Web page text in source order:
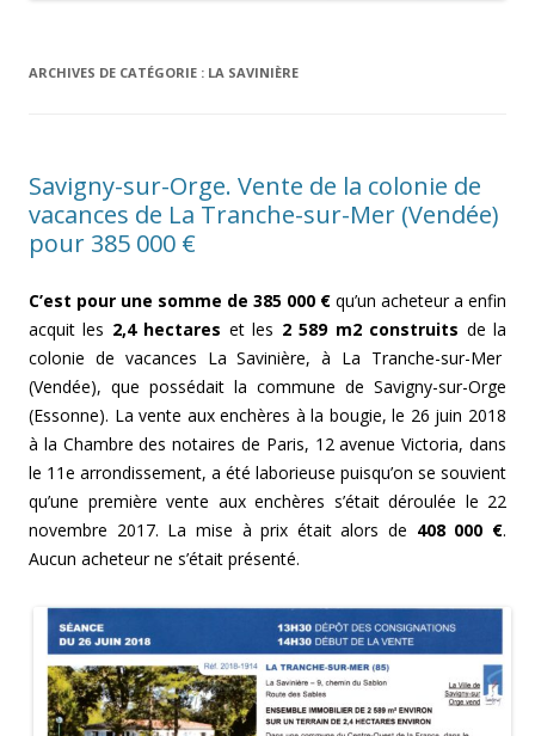
ARCHIVES DE CATÉGORIE : LA SAVINIÈRE
Savigny-sur-Orge. Vente de la colonie de
vacances de La Tranche-sur-Mer (Vendée)
pour 385 000 €
C’est pour une somme de 385 000 € qu’un acheteur a enfin
acquit les 2,4 hectares et les 2 589 m2 construits de la
colonie de vacances La Savinière, à La Tranche-sur-Mer
(Vendée), que possédait la commune de Savigny-sur-Orge
(Essonne). La vente aux enchères à la bougie, le 26 juin 2018
à la Chambre des notaires de Paris, 12 avenue Victoria, dans
le 11e arrondissement, a été laborieuse puisqu’on se souvient
qu’une première vente aux enchères s’était déroulée le 22
novembre 2017. La mise à prix était alors de 408 000 €.
Aucun acheteur ne s’était présenté.